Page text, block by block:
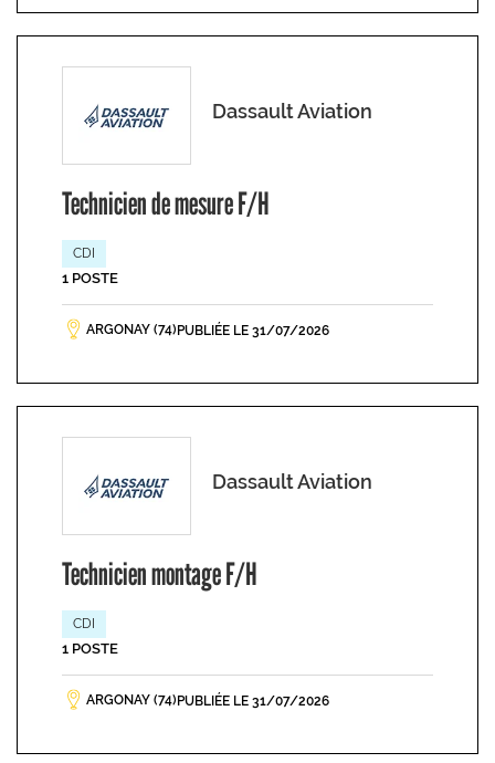
Dassault Aviation
Technicien de mesure F/H
CDI
1 POSTE
ARGONAY (74) PUBLIÉE LE 31/07/2026
Dassault Aviation
Technicien montage F/H
CDI
1 POSTE
ARGONAY (74) PUBLIÉE LE 31/07/2026